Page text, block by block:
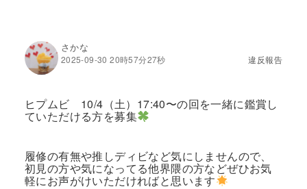
さかな
2025-09-30 20時57分27秒 違反報告
ヒプムビ 10/4（土）17:40〜の回を一緒に鑑賞し
ていただける方を募集
履修の有無や推しディビなど気にしませんので、
初見の方や気になってる他界隈の方などぜひお気
軽にお声がけいただければと思います